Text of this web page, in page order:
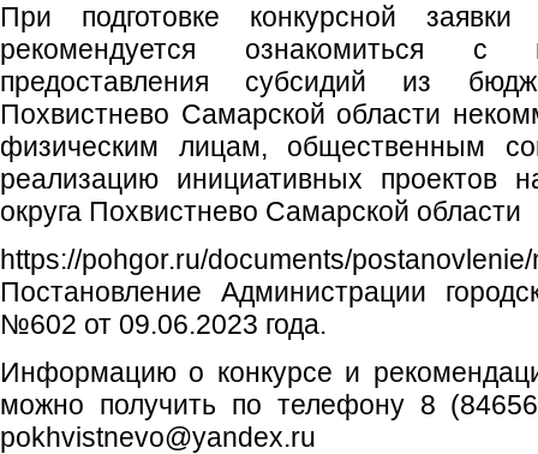
При подготовке конкурсной
рекомендуется ознакомиться с
предоставления субсидий из
Похвистнево Самарской области
физическим лицам, общественным
реализацию инициативных проектов
округа Похвистнево Самарской области
https://pohgor.ru/documents/
Постановление Администрации
№602 от 09.06.2023 года.
Информацию о конкурсе и
можно получить по телефону 8
pokhvistnevo@yandex.ru